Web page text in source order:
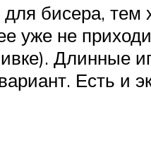
бисера,
уже не
Длинные
Есть